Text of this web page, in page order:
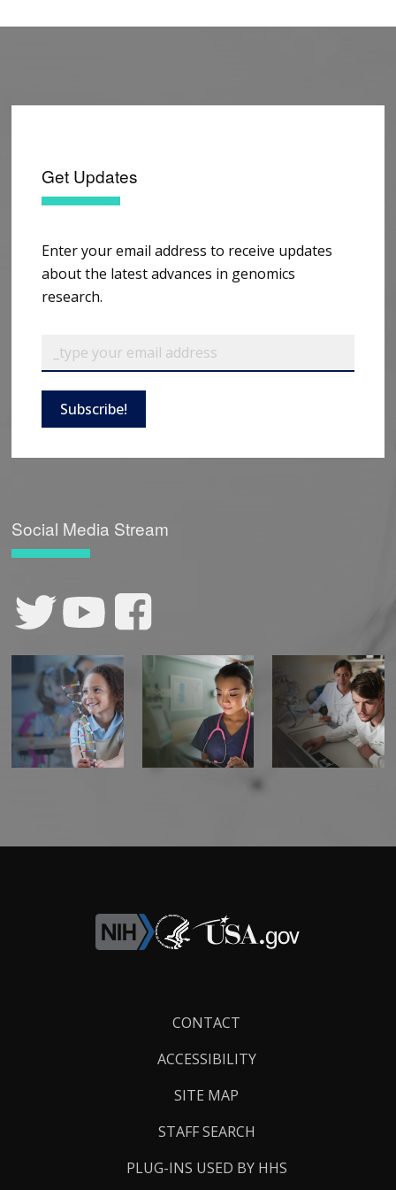
Get Updates
Enter your email address to receive updates
about the latest advances in genomics
research.
Subscribe!
Social Media Stream
CONTACT
ACCESSIBILITY
SITE MAP
STAFF SEARCH
PLUG-INS USED BY HHS